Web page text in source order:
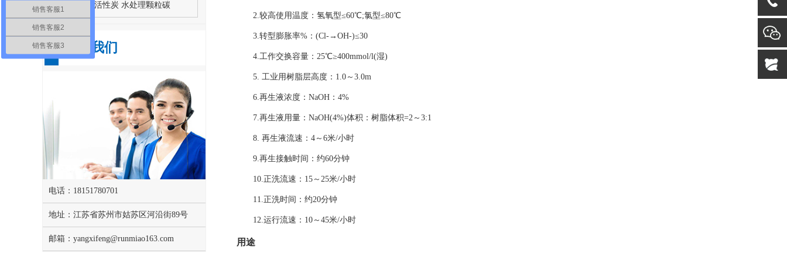
2.较高使用温度：氢氧型≤60℃;氯型≤80℃
3.转型膨胀率%：(Cl-→OH-)≤30
4.工作交换容量：25℃≥400mmol/l(湿)
5. 工业用树脂层高度：1.0～3.0m
6.再生液浓度：NaOH：4%
7.再生液用量：NaOH(4%)体积：树脂体积=2～3:1
8. 再生液流速：4～6米/小时
9.再生接触时间：约60分钟
10.正洗流速：15～25米/小时
11.正洗时间：约20分钟
12.运行流速：10～45米/小时
用途
椰壳活性炭 水处理颗粒碳
联系我们
电话：18151780701
地址：江苏省苏州市姑苏区河沿街89号
邮箱：yangxifeng@runmiao163.com
销售客服1
销售客服2
销售客服3